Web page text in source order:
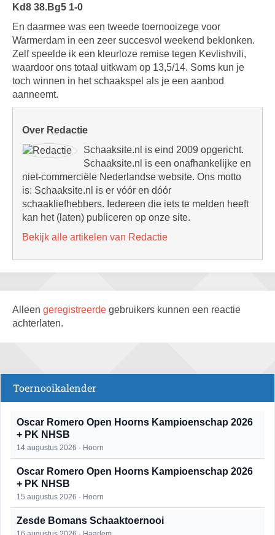
Kd8 38.Bg5 1-0
En daarmee was een tweede toernooizege voor
Warmerdam in een zeer succesvol weekend beklonken.
Zelf speelde ik een kleurloze remise tegen Kevlishvili,
waardoor ons totaal uitkwam op 13,5/14. Soms kun je
toch winnen in het schaakspel als je een aanbod
aanneemt.
Over Redactie
Schaaksite.nl is eind 2009 opgericht.
Schaaksite.nl is een onafhankelijke en
niet-commerciële Nederlandse website. Ons motto
is: Schaaksite.nl is er vóór en dóór
schaakliefhebbers. Iedereen die iets te melden heeft
kan het (laten) publiceren op onze site.
Bekijk alle artikelen van Redactie
Alleen geregistreerde gebruikers kunnen een reactie
achterlaten.
Toernooikalender
Oscar Romero Open Hoorns Kampioenschap 2026
+ PK NHSB
14 augustus 2026 · Hoorn
Oscar Romero Open Hoorns Kampioenschap 2026
+ PK NHSB
15 augustus 2026 · Hoorn
Zesde Bomans Schaaktoernooi